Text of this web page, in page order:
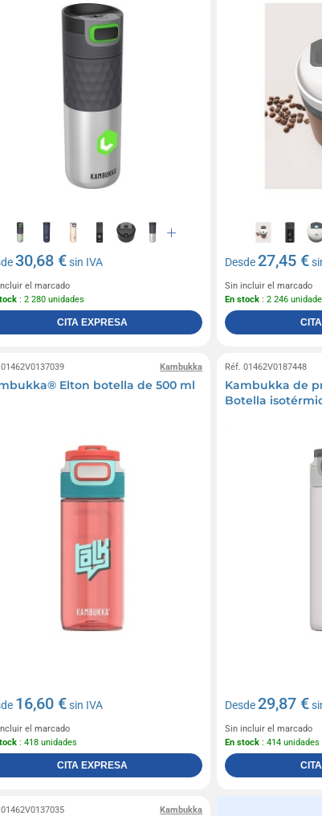
30,68 €sin IVA
el marcado
: 2 280 unidades
CITA EXPRESA
Desde27,45 €
Sin incluir el marcado
En stock : 2 246
Kambukka
01462V0137039
Elton botella de 500 ml
16,60 €sin IVA
el marcado
: 418 unidades
CITA EXPRESA
Réf. 01462V0187448
Kambukka de
Botella
Desde29,87 €
Sin incluir el marcado
En stock : 414 unidades
Kambukka